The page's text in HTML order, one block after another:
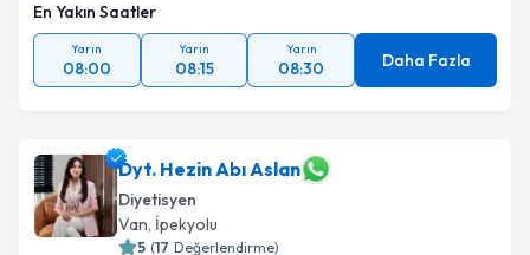
En Yakın Saatler
Yarın
08:00
Yarın
08:15
Yarın
08:30 Daha Fazla
Dyt. Hezin Abı Aslan
Diyetisyen
Van, İpekyolu
5 (17 Değerlendirme)